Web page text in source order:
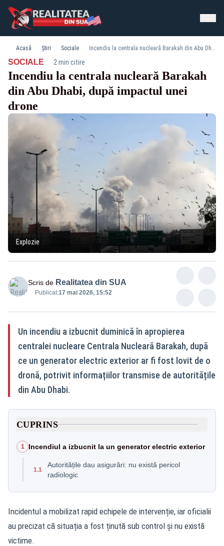
Acasă Știri Sociale Incendiu la centrala nucleară Barakah din Abu Dhabi, după impactul unei drone
SOCIALE· 2 min citire
Incendiu la centrala nucleară Barakah
din Abu Dhabi, după impactul unei
drone
Explozie
Scris de Realitatea din SUA
Publicat:17 mai 2026, 15:52
Un incendiu a izbucnit duminică în apropierea
centralei nucleare Centrala Nucleară Barakah, după
ce un generator electric exterior ar fi fost lovit de o
dronă, potrivit informațiilor transmise de autoritățile
din Abu Dhabi.
CUPRINS
1 Incendiul a izbucnit la un generator electric exterior
1.1
Autoritățile dau asigurări: nu există pericol
radiologic
Incidentul a mobilizat rapid echipele de intervenție, iar oficialii
au precizat că situația a fost ținută sub control și nu există
victime.